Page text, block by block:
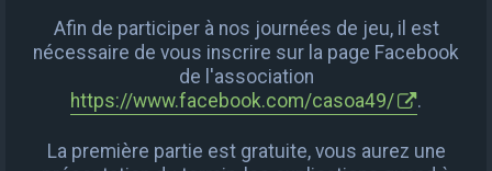
Afin de participer à nos journées de jeu, il est
nécessaire de vous inscrire sur la page Facebook
de l'association
https://www.facebook.com/casoa49/
.
La première partie est gratuite, vous aurez une